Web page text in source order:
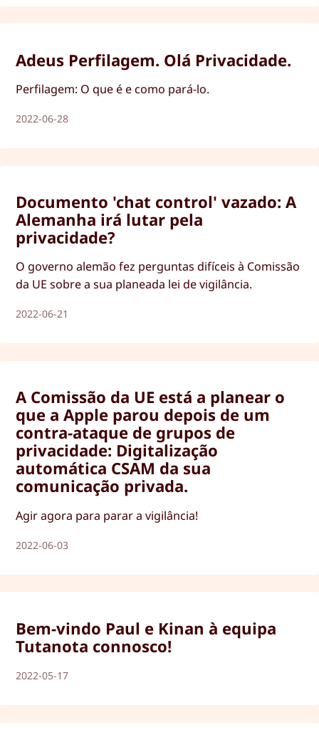
Adeus Perfilagem. Olá Privacidade.
Perfilagem: O que é e como pará-lo.
2022-06-28
Documento 'chat control' vazado: A
Alemanha irá lutar pela
privacidade?
O governo alemão fez perguntas difíceis à Comissão
da UE sobre a sua planeada lei de vigilância.
2022-06-21
A Comissão da UE está a planear o
que a Apple parou depois de um
contra-ataque de grupos de
privacidade: Digitalização
automática CSAM da sua
comunicação privada.
Agir agora para parar a vigilância!
2022-06-03
Bem-vindo Paul e Kinan à equipa
Tutanota connosco!
2022-05-17